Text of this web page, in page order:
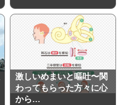
激しいめまいと嘔吐〜関
わってもらった方々に心
から…